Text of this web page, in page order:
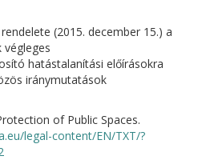
(2015. december 15.) a
hatástalanítási előírásokra
iránymutatások
of Public Spaces.
legal-content/EN/TXT/?